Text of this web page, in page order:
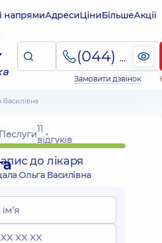
напрямиАдресиЦіниБільшеАкції
(044) 495-2-888
Замовити дзвінок
Василівна
Послуги11
відгуків
до лікаря
Ольга Василівна